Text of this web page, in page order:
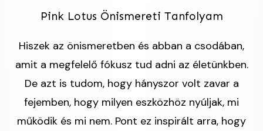
Pink Lotus Önismereti Tanfolyam
Hiszek az önismeretben és abban a csodában,
amit a megfelelő fókusz tud adni az életünkben.
De azt is tudom, hogy hányszor volt zavar a
fejemben, hogy milyen eszközhöz nyúljak, mi
működik és mi nem. Pont ez inspirált arra, hogy